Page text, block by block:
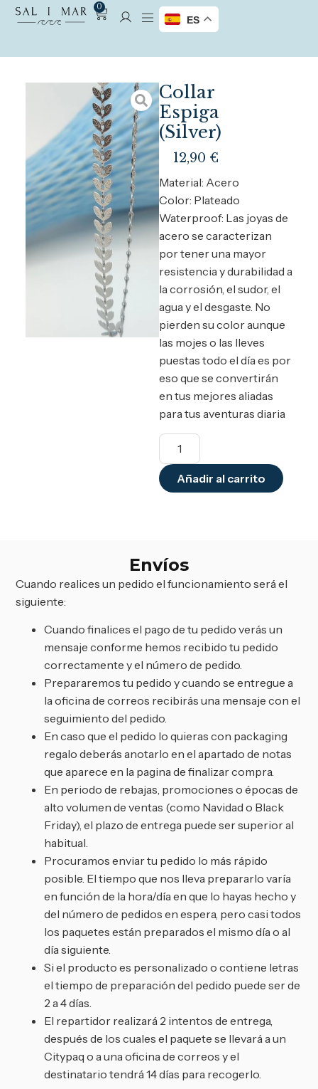
0
ES
Collar
Espiga
(Silver)
12,90 €
Material: Acero
Color: Plateado
Waterproof: Las joyas de
acero se caracterizan
por tener una mayor
resistencia y durabilidad a
la corrosión, el sudor, el
agua y el desgaste. No
pierden su color aunque
las mojes o las lleves
puestas todo el día es por
eso que se convertirán
en tus mejores aliadas
para tus aventuras diaria
Añadir al carrito
Envíos
Cuando realices un pedido el funcionamiento será el
siguiente:
Cuando finalices el pago de tu pedido verás un
mensaje conforme hemos recibido tu pedido
correctamente y el número de pedido.
Prepararemos tu pedido y cuando se entregue a
la oficina de correos recibirás una mensaje con el
seguimiento del pedido.
En caso que el pedido lo quieras con packaging
regalo deberás anotarlo en el apartado de notas
que aparece en la pagina de finalizar compra.
En periodo de rebajas, promociones o épocas de
alto volumen de ventas (como Navidad o Black
Friday), el plazo de entrega puede ser superior al
habitual.
Procuramos enviar tu pedido lo más rápido
posible. El tiempo que nos lleva prepararlo varía
en función de la hora/día en que lo hayas hecho y
del número de pedidos en espera, pero casi todos
los paquetes están preparados el mismo día o al
día siguiente.
Si el producto es personalizado o contiene letras
el tiempo de preparación del pedido puede ser de
2 a 4 días.
El repartidor realizará 2 intentos de entrega,
después de los cuales el paquete se llevará a un
Citypaq o a una oficina de correos y el
destinatario tendrá 14 días para recogerlo.